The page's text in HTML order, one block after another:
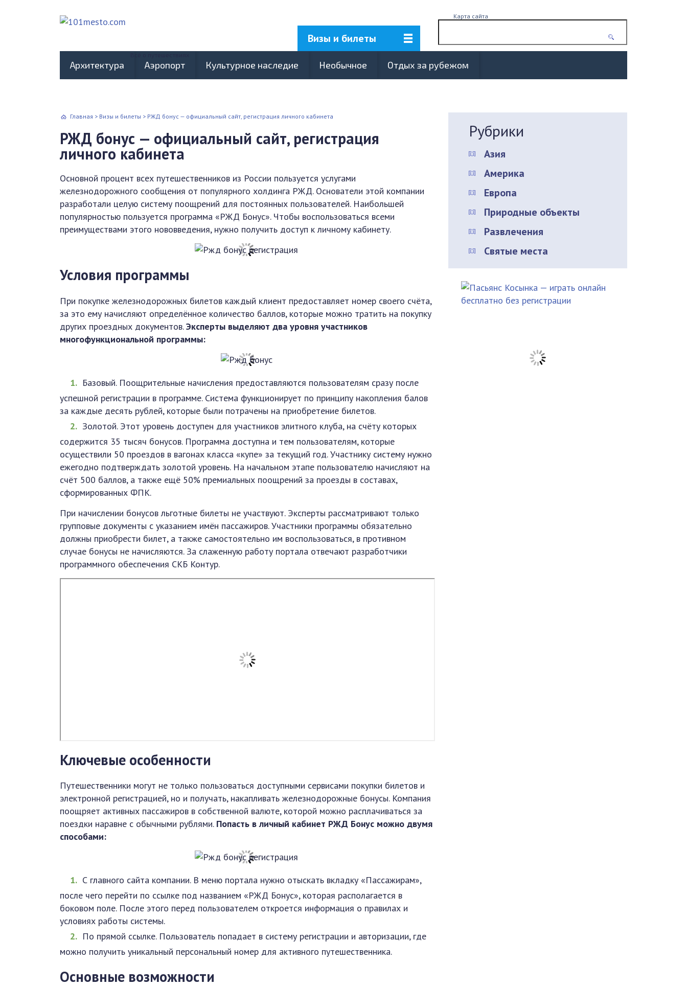
Визы и билеты
Карта сайта
Архитектура Аэропорт Культурное наследие Необычное Отдых за рубежом
Главная > Визы и билеты > РЖД бонус — официальный сайт, регистрация личного кабинета
РЖД бонус — официальный сайт, регистрация
личного кабинета
Основной процент всех путешественников из России пользуется услугами
железнодорожного сообщения от популярного холдинга РЖД. Основатели этой компании
разработали целую систему поощрений для постоянных пользователей. Наибольшей
популярностью пользуется программа «РЖД Бонус». Чтобы воспользоваться всеми
преимуществами этого нововведения, нужно получить доступ к личному кабинету.
Условия программы
При покупке железнодорожных билетов каждый клиент предоставляет номер своего счёта,
за это ему начисляют определённое количество баллов, которые можно тратить на покупку
других проездных документов.Эксперты выделяют два уровня участников
многофункциональной программы:
Базовый. Поощрительные начисления предоставляются пользователям сразу после
успешной регистрации в программе. Система функционирует по принципу накопления балов
за каждые десять рублей, которые были потрачены на приобретение билетов.
Золотой. Этот уровень доступен для участников элитного клуба, на счёту которых
содержится 35 тысяч бонусов. Программа доступна и тем пользователям, которые
осуществили 50 проездов в вагонах класса «купе» за текущий год. Участнику систему нужно
ежегодно подтверждать золотой уровень. На начальном этапе пользователю начисляют на
счёт 500 баллов, а также ещё 50% премиальных поощрений за проезды в составах,
сформированных ФПК.
При начислении бонусов льготные билеты не участвуют. Эксперты рассматривают только
групповые документы с указанием имён пассажиров. Участники программы обязательно
должны приобрести билет, а также самостоятельно им воспользоваться, в противном
случае бонусы не начисляются. За слаженную работу портала отвечают разработчики
программного обеспечения СКБ Контур.
Ключевые особенности
Путешественники могут не только пользоваться доступными сервисами покупки билетов и
электронной регистрацией, но и получать, накапливать железнодорожные бонусы. Компания
поощряет активных пассажиров в собственной валюте, которой можно расплачиваться за
поездки наравне с обычными рублями. Попасть в личный кабинет РЖД Бонус можно двумя
способами:
С главного сайта компании. В меню портала нужно отыскать вкладку «Пассажирам»,
после чего перейти по ссылке под названием «РЖД Бонус», которая располагается в
боковом поле. После этого перед пользователем откроется информация о правилах и
условиях работы системы.
По прямой ссылке. Пользователь попадает в систему регистрации и авторизации, где
можно получить уникальный персональный номер для активного путешественника.
Основные возможности
Рубрики
Азия
Америка
Европа
Природные объекты
Развлечения
Святые места